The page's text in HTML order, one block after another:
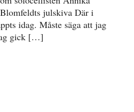
Blomfeldts julskiva Där i
idag. Måste säga att jag
gick […]